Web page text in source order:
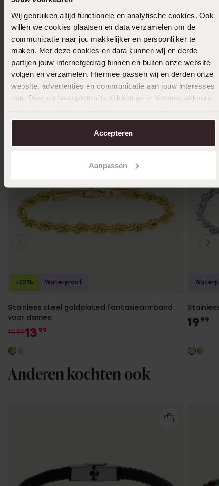
Wij gebruiken altijd functionele en analytische cookies. Ook
willen we cookies plaatsen en data verzamelen om de
communicatie naar jou makkelijker en persoonlijker te
maken. Met deze cookies en data kunnen wij en derde
partijen jouw internetgedrag binnen en buiten onze website
volgen en verzamelen. Hiermee passen wij en derden onze
website, advertenties en communicatie aan jouw interesses
aan. Door op ‘accepteren’ te klikken ga je hiermee akkoord.
over in onscookiebeleid.
Accepteren
Aanpassen
Toon meer
Selecteer maat & bestel
Ook leuk voor jou
Stainless steel goldplated fantasiearmband
voor dames
19.9913 99
-30% Waterproof
19 99
Anderen kochten ook